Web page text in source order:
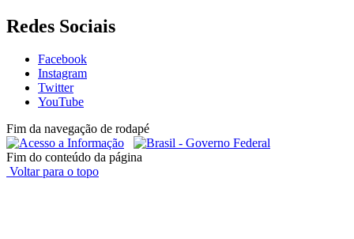
Redes Sociais
Facebook
Instagram
Twitter
YouTube
Fim da navegação de rodapé
Fim do conteúdo da página
Voltar para o topo